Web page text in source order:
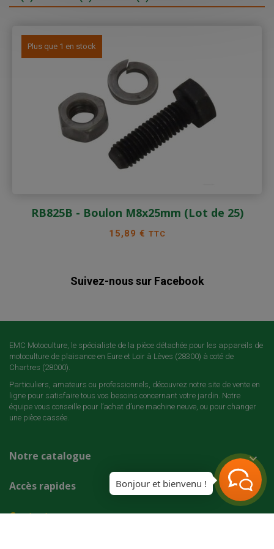
Plus que 1 en stock
RB825B - Boulon M8x25mm (Lot de 25)
Prix
15,89 € TTC
Suivez-nous sur Facebook
EMC Motoculture, le spécialiste de la pièce détachée pour les appareils de
motoculture de plaisance en Eure et Loir à Lèves (28300) à coté de
Chartres (28000).
Particuliers, amateurs ou professionnels, découvrez notre site de vente en
ligne pour satisfaire tous vos besoins concernant votre jardin. Notre
équipe vous conseille pour l’achat d’une machine neuve, ou pour changer
une pièce cassée.
Notre catalogue 
Accès rapides 
Contact
Bonjour et bienvenu !